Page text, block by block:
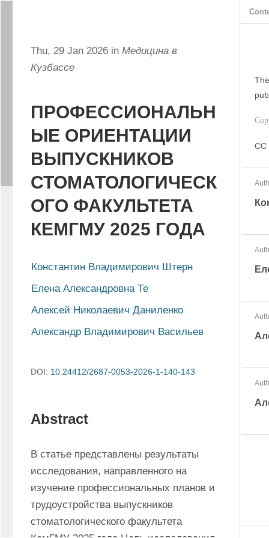
Thu, 29 Jan 2026 in Медицина в
Кузбассе
ПРОФЕССИОНАЛЬН
ЫЕ ОРИЕНТАЦИИ
ВЫПУСКНИКОВ
СТОМАТОЛОГИЧЕСК
ОГО ФАКУЛЬТЕТА
КЕМГМУ 2025 ГОДА
Константин Владимирович Штерн
Елена Александровна Те
Алексей Николаевич Даниленко
Александр Владимирович Васильев
DOI: 10.24412/2687-0053-2026-1-140-143
Abstract
В статье представлены результаты
исследования, направленного на
изучение профессиональных планов и
трудоустройства выпускников
стоматологического факультета
CC